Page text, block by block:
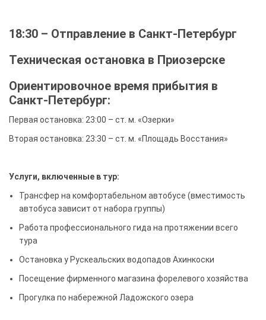
18:30 – Отправление в Санкт-Петербург
Техническая остановка в Приозерске
Ориентировочное время прибытия в
Санкт-Петербург:
Первая остановка: 23:00 – ст. м. «Озерки»
Вторая остановка: 23:30 – ст. м. «Площадь Восстания»
Услуги, включенные в тур:
Трансфер на комфортабельном автобусе (вместимость
автобуса зависит от набора группы)
Работа профессионального гида на протяжении всего
тура
Остановка у Рускеальских водопадов Ахинкоски
Посещение фирменного магазина форелевого хозяйства
Прогулка по набережной Ладожского озера